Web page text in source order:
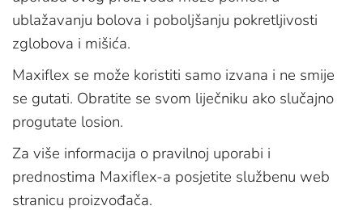
ublažavanju bolova i poboljšanju pokretljivosti
zglobova i mišića.
Maxiflex se može koristiti samo izvana i ne smije
se gutati. Obratite se svom liječniku ako slučajno
progutate losion.
Za više informacija o pravilnoj uporabi i
prednostima Maxiflex-a posjetite službenu web
stranicu proizvođača.